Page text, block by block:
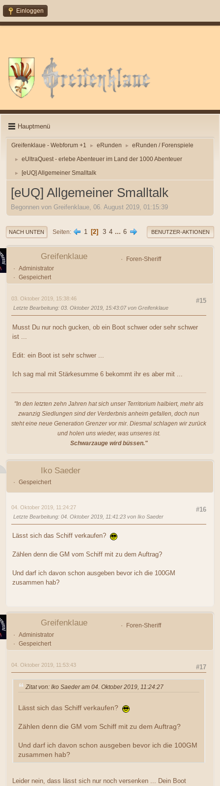
Einloggen
Hauptmenü
Greifenklaue - Webforum +1 ► eRunden ► eRunden / Forenspiele
► eUltraQuest - erlebe Abenteuer im Land der 1000 Abenteuer
► [eUQ] Allgemeiner Smalltalk
[eUQ] Allgemeiner Smalltalk
Begonnen von Greifenklaue, 06. August 2019, 01:15:39
NACH UNTEN Seiten 1 2 3 4 ... 6 BENUTZER-AKTIONEN
Greifenklaue
Foren-Sheriff
Administrator
Gespeichert
#15
03. Oktober 2019, 15:38:46
Letzte Bearbeitung: 03. Oktober 2019, 15:43:07 von Greifenklaue
Musst Du nur noch gucken, ob ein Boot schwer oder sehr schwer
ist ...
Edit: ein Boot ist sehr schwer ...
Ich sag mal mit Stärkesumme 6 bekommt ihr es aber mit ...
"In den letzten zehn Jahren hat sich unser Territorium halbiert, mehr als
zwanzig Siedlungen sind der Verderbnis anheim gefallen, doch nun
steht eine neue Generation Grenzer vor mir. Diesmal schlagen wir zurück
und holen uns wieder, was unseres ist.
Schwarzauge wird büssen."
Iko Saeder
Gespeichert
#16
04. Oktober 2019, 11:24:27
Letzte Bearbeitung: 04. Oktober 2019, 11:41:23 von Iko Saeder
Lässt sich das Schiff verkaufen?
Zählen denn die GM vom Schiff mit zu dem Auftrag?
Und darf ich davon schon ausgeben bevor ich die 100GM
zusammen hab?
Greifenklaue
Foren-Sheriff
Administrator
Gespeichert
#17
04. Oktober 2019, 11:53:43
Zitat von: Iko Saeder am 04. Oktober 2019, 11:24:27
Lässt sich das Schiff verkaufen?
Zählen denn die GM vom Schiff mit zu dem Auftrag?
Und darf ich davon schon ausgeben bevor ich die 100GM
zusammen hab?
Leider nein, dass lässt sich nur noch versenken ... Dein Boot